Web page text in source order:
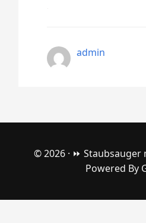
admin
© 2026 · ⏩
Powered By